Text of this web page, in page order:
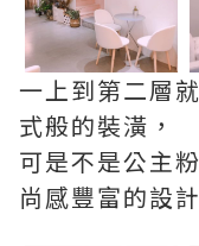
一上到第二層
式般的裝潢，
可是不是公主
尚感豐富的設計